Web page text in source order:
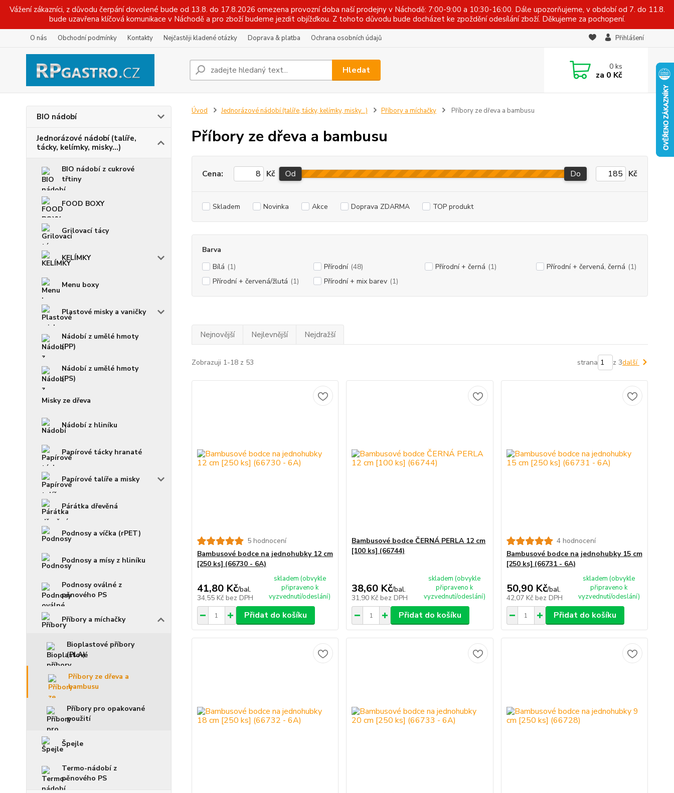
Vážení zákazníci, z důvodu čerpání dovolené bude od 13.8. do 17.8.2026 omezena provozní doba naší prodejny v Náchodě: 7:00-9:00 a 10:30-16:00. Dále upozorňujeme, v období od 7. do 11.8.
bude uzavřena klíčová komunikace v Náchodě a pro zboží budeme jezdit objížďkou. Z tohoto důvodu bude docházet ke zpoždění odesílání zboží. Děkujeme za pochopení.
O nás Obchodní podmínky Kontakty Nejčastěji kladené otázky Doprava & platba Ochrana osobních údajů Přihlášení
Hledat 0ks
za 0 Kč
BIO nádobí
Jednorázové nádobí (talíře,
tácky, kelímky, misky...)
BIO nádobí z cukrové
třtiny
FOOD BOXY
Grilovací tácy
KELÍMKY
Menu boxy
Plastové misky a vaničky
Nádobí z umělé hmoty
(PP)
Nádobí z umělé hmoty
(PS)
Misky ze dřeva
Nádobí z hliníku
Papírové tácky hranaté
Papírové talíře a misky
Párátka dřevěná
Podnosy a víčka (rPET)
Podnosy a mísy z hliníku
Podnosy oválné z
pěnového PS
Příbory a míchačky
Bioplastové příbory
(PLA)
Příbory ze dřeva a
bambusu
Příbory pro opakované
použití
Špejle
Termo-nádobí z
pěnového PS
Úvod Jednorázové nádobí (talíře, tácky, kelímky, misky...) Příbory a míchačky Příbory ze dřeva a bambusu
Příbory ze dřeva a bambusu
Cena: Kč Od Do Kč
Skladem Novinka Akce Doprava ZDARMA TOP produkt
Barva
Bílá (1) Přírodní (48) Přírodní + černá (1) Přírodní + červená, černá (1)
Přírodní + červená/žlutá (1) Přírodní + mix barev (1)
Nejnovější Nejlevnější Nejdražší
Zobrazuji 1-18 z 53 strana z 3další
5 hodnocení
Bambusové bodce na jednohubky 12 cm
[250 ks] (66730 - 6A)
41,80 Kč/bal.
34,55 Kč bez DPH
skladem (obvykle
připraveno k
vyzvednutí/odeslání)
Přidat do košíku
Bambusové bodce ČERNÁ PERLA 12 cm
[100 ks] (66744)
38,60 Kč/bal.
31,90 Kč bez DPH
skladem (obvykle
připraveno k
vyzvednutí/odeslání)
Přidat do košíku
4 hodnocení
Bambusové bodce na jednohubky 15 cm
[250 ks] (66731 - 6A)
50,90 Kč/bal.
42,07 Kč bez DPH
skladem (obvykle
připraveno k
vyzvednutí/odeslání)
Přidat do košíku